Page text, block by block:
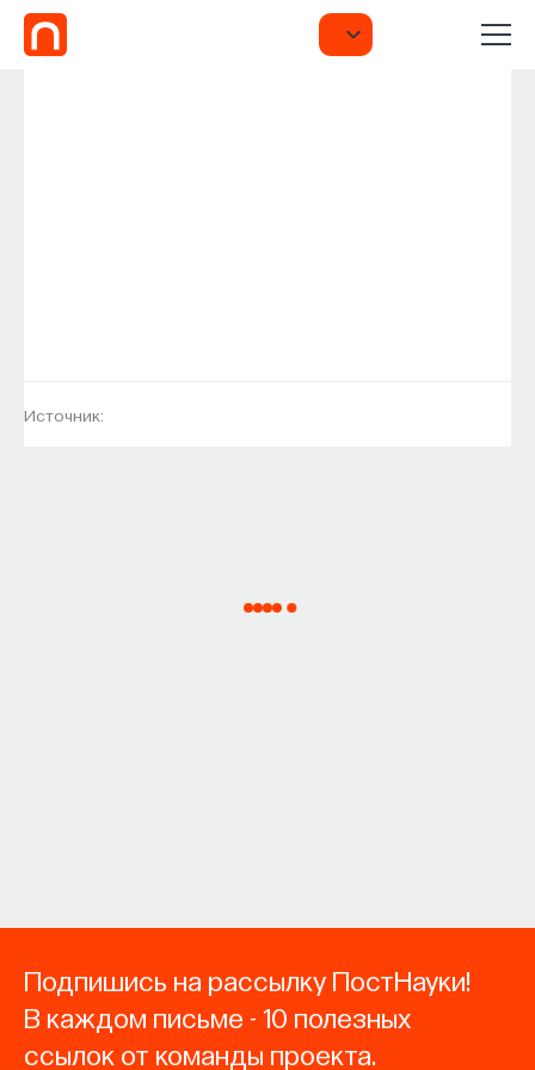
Источник:
Подпишись на рассылку ПостНауки!
В каждом письме - 10 полезных
ссылок от команды проекта.